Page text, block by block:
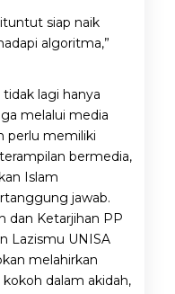
siap naik
algoritma,”
tidak lagi hanya
melalui media
perlu memiliki
bermedia,
Islam
jawab.
dan Ketarjihan PP
Lazismu UNISA
melahirkan
dalam akidah,